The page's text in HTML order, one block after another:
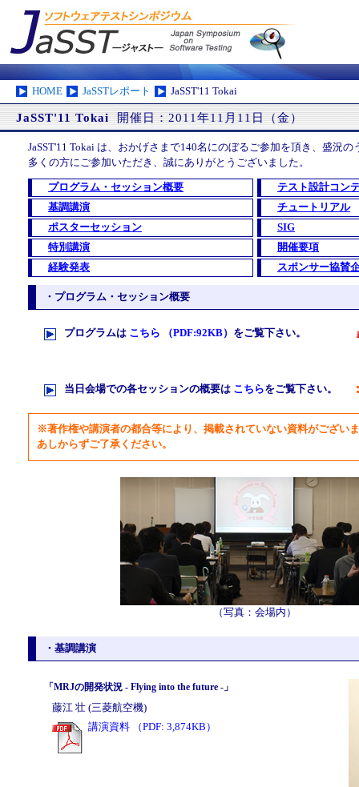
HOME JaSSTレポート JaSST'11 Tokai
JaSST'11 Tokai 開催日：2011年11月11日（金）
JaSST'11 Tokai は、おかげさまで140名にのぼるご参加を頂き、盛況
多くの方にご参加いただき、誠にありがとうございました。
プログラム・セッション概要
基調講演
ポスターセッション
特別講演
経験発表
テスト設計コン
チュートリアル
SIG
開催要項
スポンサー協賛
・プログラム・セッション概要
プログラムは こちら （PDF:92KB） をご覧下さい。
当日会場での各セッションの概要は こちらをご覧下さい。
※著作権や講演者の都合等により、掲載されていない資料がござい
あしからずご了承ください。
（写真：会場内）
・基調講演
「MRJの開発状況 - Flying into the future -」
藤江 壮 (三菱航空機)
講演資料 （PDF: 3,874KB）